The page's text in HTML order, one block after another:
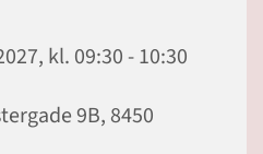
kl. 09:30 - 10:30
9B, 8450